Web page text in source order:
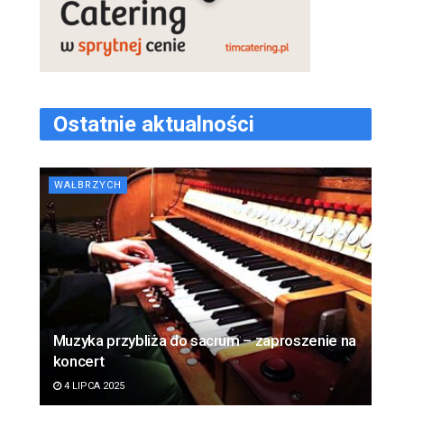
Ostatnie aktualności
WAŁBRZYCH
Muzyka przybliża do sacrum – zaproszenie na
koncert
4 LIPCA 2025